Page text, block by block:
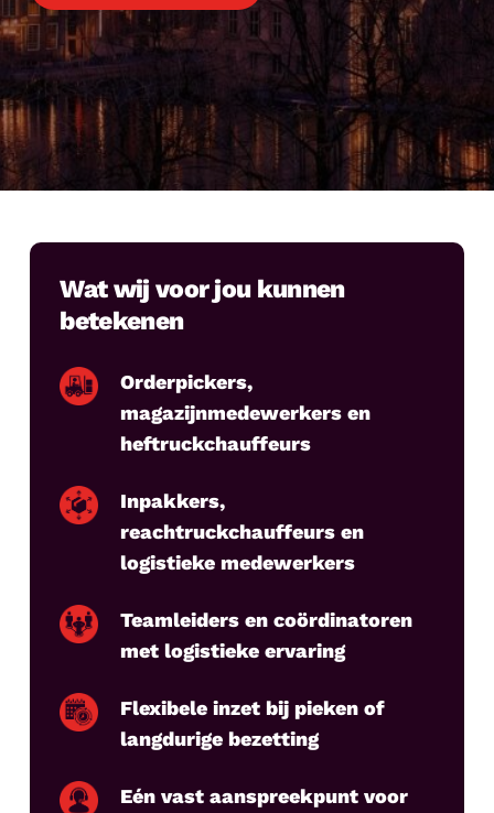
Wat wij voor jou kunnen
betekenen
Orderpickers,
magazijnmedewerkers en
heftruckchauffeurs
Inpakkers,
reachtruckchauffeurs en
logistieke medewerkers
Teamleiders en coördinatoren
met logistieke ervaring
Flexibele inzet bij pieken of
langdurige bezetting
Eén vast aanspreekpunt voor